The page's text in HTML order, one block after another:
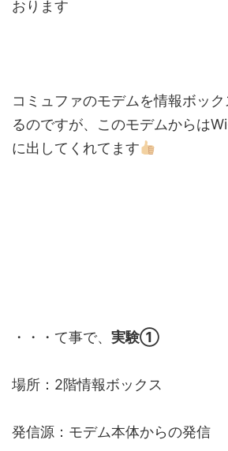
おります
コミュファのモデムを情報ボッ
るのですが、このモデムからは
に出してくれてます
・・・て事で、 実験①
場所：2階情報ボックス
発信源：モデム本体からの発信